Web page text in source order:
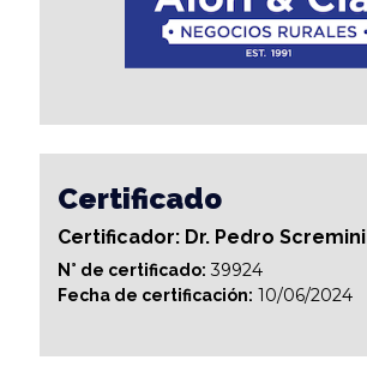
Certificado
Certificador: Dr. Pedro Scremini
N° de certificado: 39924
Fecha de certificación: 10/06/2024